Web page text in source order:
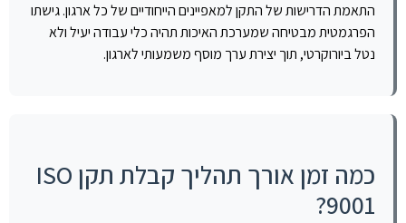
התאמת הדרישות של התקן למאפיינים הייחודיים של כל ארגון. גישתו
הפרגמטית מבטיחה שמערכת האיכות תהיה כלי עבודה יעיל ולא
נטל ביורוקרטי, תוך יצירת ערך מוסף משמעותי לארגון.
כמה זמן אורך תהליך קבלת תקן ISO
9001?